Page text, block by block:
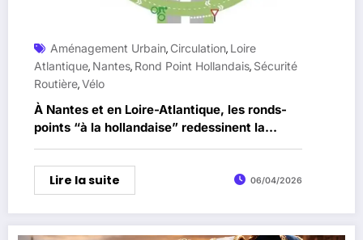
Aménagement Urbain, Circulation, Loire
Atlantique, Nantes, Rond Point Hollandais, Sécurité
Routière,Vélo
À Nantes et en Loire-Atlantique, les ronds-
points “à la hollandaise” redessinent la
circulation
Lire la suite 06/04/2026